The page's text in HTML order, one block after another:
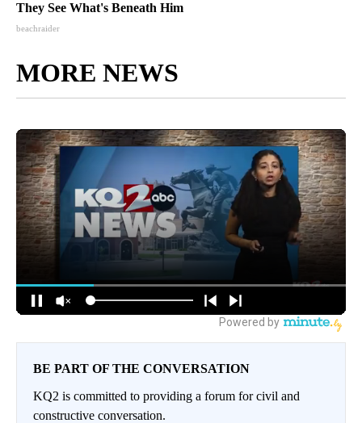
They See What's Beneath Him
beachraider
MORE NEWS
BE PART OF THE CONVERSATION
KQ2 is committed to providing a forum for civil and
constructive conversation.